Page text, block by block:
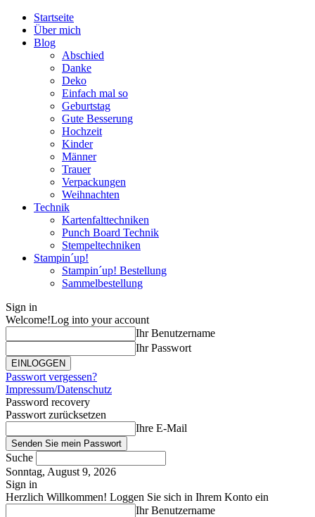
Startseite
Über mich
Blog
Abschied
Danke
Deko
Einfach mal so
Geburtstag
Gute Besserung
Hochzeit
Kinder
Männer
Trauer
Verpackungen
Weihnachten
Technik
Kartenfalttechniken
Punch Board Technik
Stempeltechniken
Stampin´up!
Stampin´up! Bestellung
Sammelbestellung
Sign in
Welcome!Log into your account
Ihr Benutzername
Ihr Passwort
Passwort vergessen?
Impressum/Datenschutz
Password recovery
Passwort zurücksetzen
Ihre E-Mail
Suche
Sonntag, August 9, 2026
Sign in
Herzlich Willkommen! Loggen Sie sich in Ihrem Konto ein
Ihr Benutzername